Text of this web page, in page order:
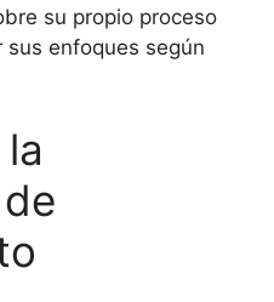
su propio proceso
enfoques según